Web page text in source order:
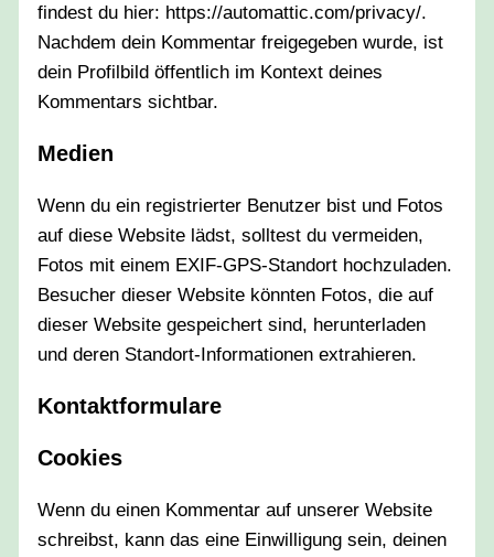
findest du hier: https://automattic.com/privacy/.
Nachdem dein Kommentar freigegeben wurde, ist
dein Profilbild öffentlich im Kontext deines
Kommentars sichtbar.
Medien
Wenn du ein registrierter Benutzer bist und Fotos
auf diese Website lädst, solltest du vermeiden,
Fotos mit einem EXIF-GPS-Standort hochzuladen.
Besucher dieser Website könnten Fotos, die auf
dieser Website gespeichert sind, herunterladen
und deren Standort-Informationen extrahieren.
Kontaktformulare
Cookies
Wenn du einen Kommentar auf unserer Website
schreibst, kann das eine Einwilligung sein, deinen